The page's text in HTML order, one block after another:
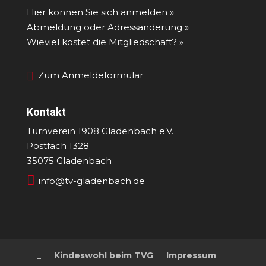
Hier können Sie sich anmelden »
Abmeldung oder Adressänderung »
Wieviel kostet die Mitgliedschaft? »
Zum Anmeldeformular
Kontakt
Turnverein 1908 Gladenbach e.V.
Postfach 1328
35075 Gladenbach
 info@tv-gladenbach.de
_ Kindeswohl beim TVG
Impressum